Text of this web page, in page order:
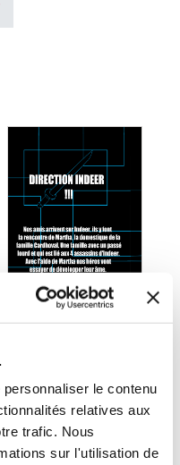
le contenu
relatives aux
trafic. Nous
sur l'utilisation de
Nawad
WILDERIA 2